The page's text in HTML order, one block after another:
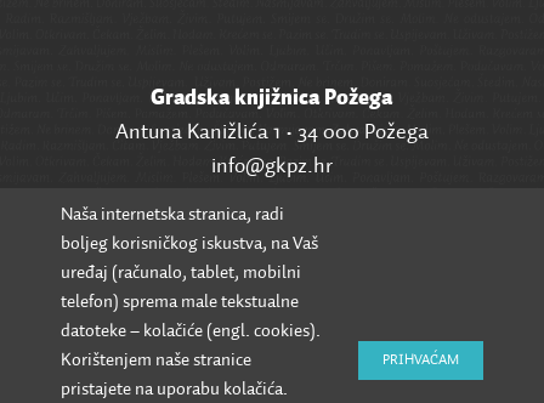
Gradska knjižnica Požega
Antuna Kanižlića 1 • 34 000 Požega
info@gkpz.hr
SVI KONTAKTI
Naša internetska stranica, radi
boljeg korisničkog iskustva, na Vaš
uređaj (računalo, tablet, mobilni
telefon) sprema male tekstualne
datoteke – kolačiće (engl. cookies).
Korištenjem naše stranice
pristajete na uporabu kolačića.
PRIHVAĆAM